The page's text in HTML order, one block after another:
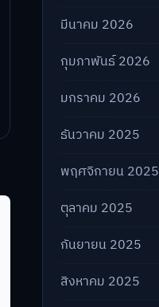
มีนาคม 2026
กุมภาพันธ์ 2026
มกราคม 2026
ธันวาคม 2025
พฤศจิกายน 2025
ตุลาคม 2025
กันยายน 2025
สิงหาคม 2025